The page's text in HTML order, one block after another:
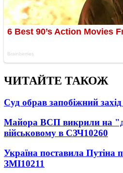
ЧИТАЙТЕ ТАКОЖ
Суд обрав запобіжний
Майора ВСП викрили на
військовому в СЗЧ10260
Україна поставила Путіна
ЗМІ10211